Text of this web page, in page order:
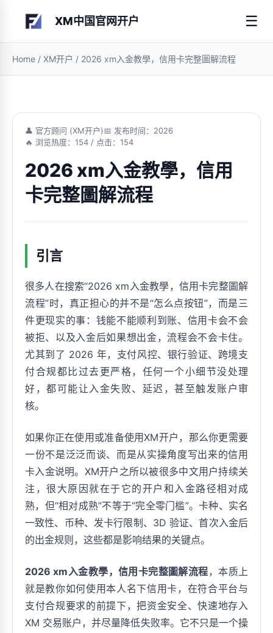
XM中国官网开户 ☰
Home / XM开户 / 2026 xm入金教學，信用卡完整圖解流程
👤 官方顾问 (XM开户)📅 发布时间：2026
🔥 浏览热度：154 / 点击：154
2026 xm入金教學，信用
卡完整圖解流程
引言
很多人在搜索“2026 xm入金教學，信用卡完整圖解
流程”时，真正担心的并不是“怎么点按钮”，而是三
件更现实的事：钱能不能顺利到账、信用卡会不会
被拒、以及入金后如果想出金，流程会不会卡住。
尤其到了 2026 年，支付风控、银行验证、跨境支
付合规都比过去更严格，任何一个小细节没处理
好，都可能让入金失败、延迟，甚至触发账户审
核。
如果你正在使用或准备使用XM开户，那么你更需要
一份不是泛泛而谈、而是从实操角度写出来的信用
卡入金说明。XM开户之所以被很多中文用户持续关
注，很大原因就在于它的开户和入金路径相对成
熟，但“相对成熟”不等于“完全零门槛”。卡种、实名
一致性、币种、发卡行限制、3D 验证、首次入金后
的出金规则，这些都是影响结果的关键点。
2026 xm入金教學，信用卡完整圖解流程，本质上
就是教你如何使用本人名下信用卡，在符合平台与
支付合规要求的前提下，把资金安全、快速地存入
XM 交易账户，并尽量降低失败率。它不只是一个操